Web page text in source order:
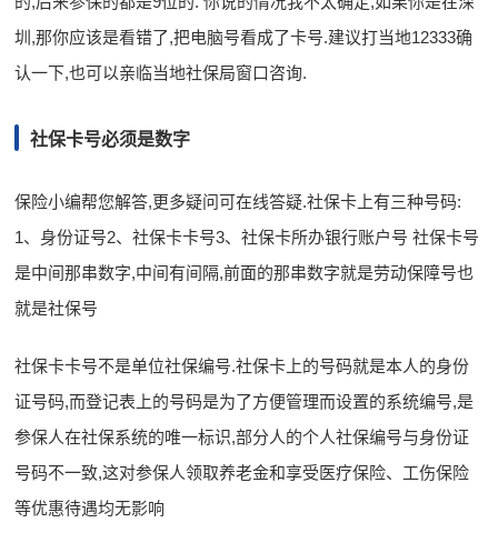
圳,那你应该是看错了,把电脑号看成了卡号.建议打当地12333确
认一下,也可以亲临当地社保局窗口咨询.
社保卡号必须是数字
保险小编帮您解答,更多疑问可在线答疑.社保卡上有三种号码:
1、身份证号2、社保卡卡号3、社保卡所办银行账户号 社保卡号
是中间那串数字,中间有间隔,前面的那串数字就是劳动保障号也
就是社保号
社保卡卡号不是单位社保编号.社保卡上的号码就是本人的身份
证号码,而登记表上的号码是为了方便管理而设置的系统编号,是
参保人在社保系统的唯一标识,部分人的个人社保编号与身份证
号码不一致,这对参保人领取养老金和享受医疗保险、工伤保险
等优惠待遇均无影响